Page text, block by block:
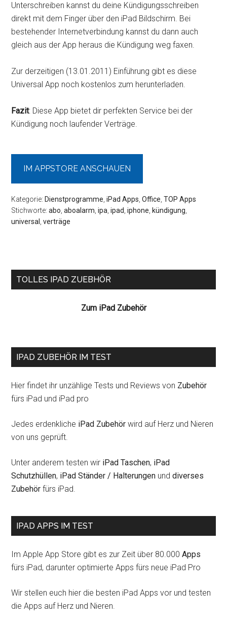
Unterschreiben kannst du deine Kündigungsschreiben
direkt mit dem Finger über den iPad Bildschirm. Bei
bestehender Internetverbindung kannst du dann auch
gleich aus der App heraus die Kündigung weg faxen.
Zur derzeitigen (13.01.2011) Einführung gibt es diese
Universal App noch kostenlos zum herunterladen.
Fazit: Diese App bietet dir perfekten Service bei der
Kündigung noch laufender Verträge.
IM APPSTORE ANSCHAUEN
Kategorie: Dienstprogramme ,iPad Apps ,Office ,TOP Apps
Stichworte:abo ,aboalarm ,ipa ,ipad ,iphone kündigung
universal
,verträge
Seitenspalte
TOLLES IPAD ZUEBHÖR
Zum iPad Zubehör
IPAD ZUBEHÖR IM TEST
Hier findet ihr unzählige Tests und Reviews von Zubehör
fürs iPad und iPad pro
Jedes erdenkliche iPad Zubehör wird auf Herz und Nieren
von uns geprüft.
Unter anderem testen wir iPad Taschen, iPad
Schutzhüllen, iPad Ständer / Halterungen unddiverses
Zubehör fürs iPad.
IPAD APPS IM TEST
Im Apple App Store gibt es zur Zeit über 80.000Apps
fürs iPad, darunter optimierte Apps fürs neue iPad Pro
Wir stellen euch hier die besten iPad Apps vor und testen
die Apps auf Herz und Nieren.